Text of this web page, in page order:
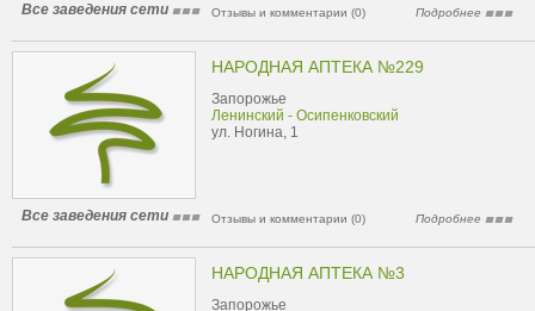
Все заведения сети Отзывы и комментарии (0) Подробнее
НАРОДНАЯ АПТЕКА №229
Запорожье
Ленинский - Осипенковский
ул. Ногина, 1
Все заведения сети Отзывы и комментарии (0) Подробнее
НАРОДНАЯ АПТЕКА №3
Запорожье